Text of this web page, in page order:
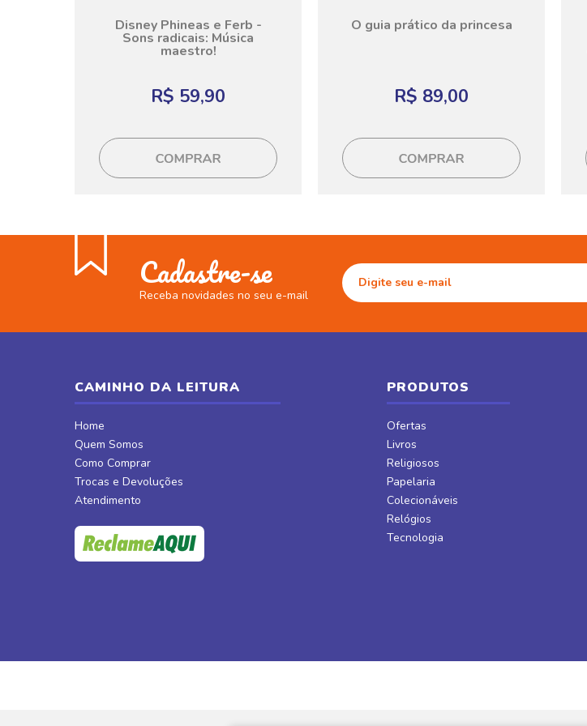
Disney Phineas e Ferb -
Sons radicais: Música
maestro!
R$ 59,90
O guia prático da princesa
R$ 89,00
Cadastre-se
Receba novidades no seu e-mail
CAMINHO DA LEITURA
Home
Quem Somos
Como Comprar
Trocas e Devoluções
Atendimento
PRODUTOS
Ofertas
Livros
Religiosos
Papelaria
Colecionáveis
Relógios
Tecnologia